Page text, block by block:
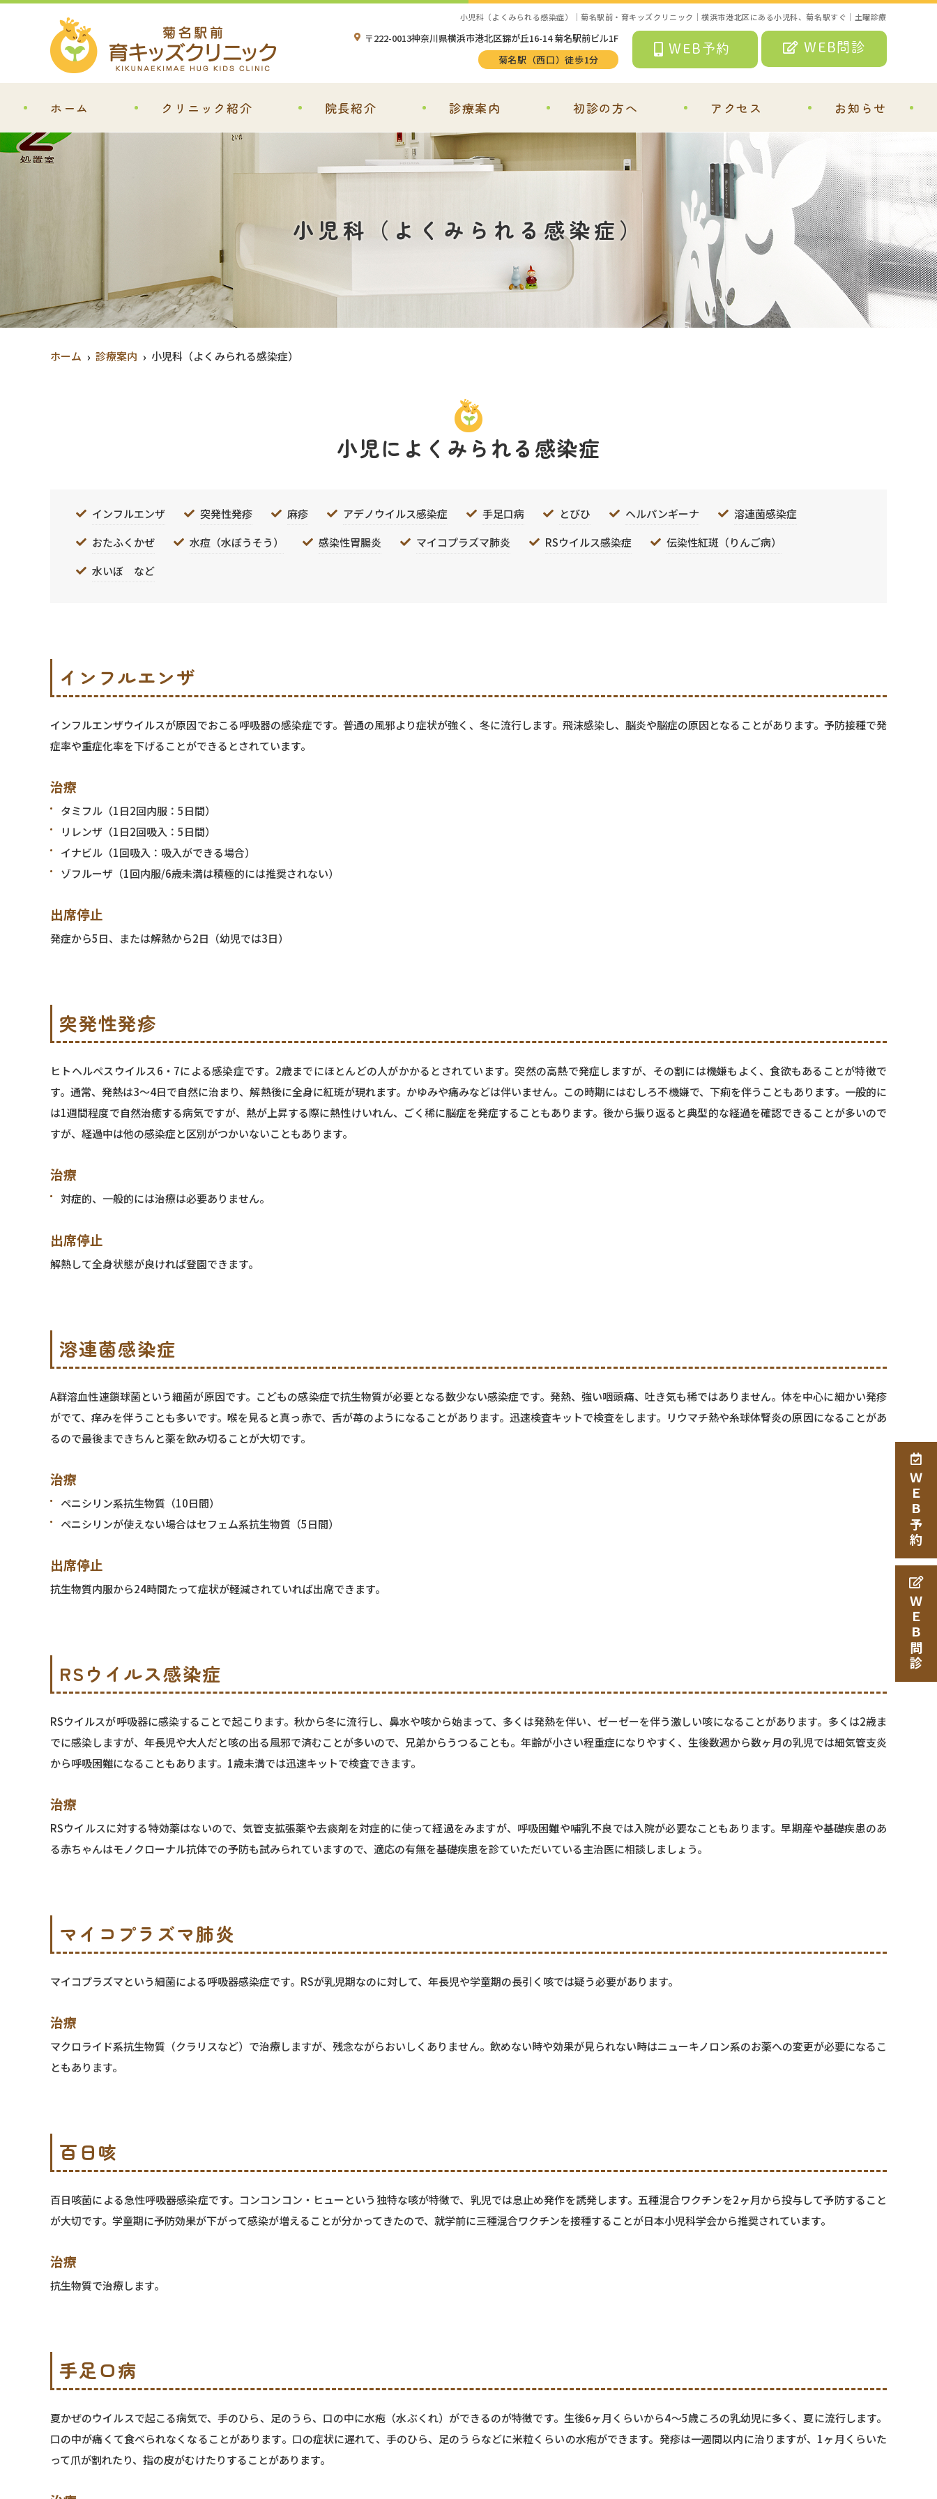
小児科（よくみられる感染症）｜菊名駅前・育キッズクリニック｜横浜市港北区にある小児科、菊名駅すぐ｜土曜診療
〒222-0013神奈川県横浜市港北区錦が丘16-14 菊名駅前ビル1F
菊名駅（西口）徒歩1分
WEB予約 WEB問診
ホーム クリニック紹介 院長紹介 診療案内 初診の方へ アクセス お知らせ
ＷＥＢ予約
ＷＥＢ問診
小児科（よくみられる感染症）
ホーム 診療案内 小児科（よくみられる感染症）
小児によくみられる感染症
インフルエンザ 突発性発疹 麻疹 アデノウイルス感染症 手足口病 とびひ ヘルパンギーナ
溶連菌感染症
おたふくかぜ
水痘（水ぼうそう） 感染性胃腸炎 マイコプラズマ肺炎 RSウイルス感染症
伝染性紅斑（りんご病）
水いぼ など
インフルエンザ
インフルエンザウイルスが原因でおこる呼吸器の感染症です。普通の風邪より症状が強く、冬に流行します。飛沫感染し、脳炎や脳症の原因となることがあります。予防接種で発
症率や重症化率を下げることができるとされています。
治療
タミフル（1日2回内服：5日間）
リレンザ（1日2回吸入：5日間）
イナビル（1回吸入：吸入ができる場合）
ゾフルーザ（1回内服/6歳未満は積極的には推奨されない）
出席停止
発症から5日、または解熱から2日（幼児では3日）
突発性発疹
ヒトヘルペスウイルス6・7による感染症です。2歳までにほとんどの人がかかるとされています。突然の高熱で発症しますが、その割には機嫌もよく、食欲もあることが特徴で
す。通常、発熱は3〜4日で自然に治まり、解熱後に全身に紅斑が現れます。かゆみや痛みなどは伴いません。この時期にはむしろ不機嫌で、下痢を伴うこともあります。一般的に
は1週間程度で自然治癒する病気ですが、熱が上昇する際に熱性けいれん、ごく稀に脳症を発症することもあります。後から振り返ると典型的な経過を確認できることが多いので
すが、経過中は他の感染症と区別がつかいないこともあります。
治療
対症的、一般的には治療は必要ありません。
出席停止
解熱して全身状態が良ければ登園できます。
溶連菌感染症
A群溶血性連鎖球菌という細菌が原因です。こどもの感染症で抗生物質が必要となる数少ない感染症です。発熱、強い咽頭痛、吐き気も稀ではありません。体を中心に細かい発疹
がでて、痒みを伴うことも多いです。喉を見ると真っ赤で、舌が苺のようになることがあります。迅速検査キットで検査をします。リウマチ熱や糸球体腎炎の原因になることがあ
るので最後まできちんと薬を飲み切ることが大切です。
治療
ペニシリン系抗生物質（10日間）
ペニシリンが使えない場合はセフェム系抗生物質（5日間）
出席停止
抗生物質内服から24時間たって症状が軽減されていれば出席できます。
RSウイルス感染症
RSウイルスが呼吸器に感染することで起こります。秋から冬に流行し、鼻水や咳から始まって、多くは発熱を伴い、ゼーゼーを伴う激しい咳になることがあります。多くは2歳ま
でに感染しますが、年長児や大人だと咳の出る風邪で済むことが多いので、兄弟からうつることも。年齢が小さい程重症になりやすく、生後数週から数ヶ月の乳児では細気管支炎
から呼吸困難になることもあります。1歳未満では迅速キットで検査できます。
治療
RSウイルスに対する特効薬はないので、気管支拡張薬や去痰剤を対症的に使って経過をみますが、呼吸困難や哺乳不良では入院が必要なこともあります。早期産や基礎疾患のあ
る赤ちゃんはモノクローナル抗体での予防も試みられていますので、適応の有無を基礎疾患を診ていただいている主治医に相談しましょう。
マイコプラズマ肺炎
マイコプラズマという細菌による呼吸器感染症です。RSが乳児期なのに対して、年長児や学童期の長引く咳では疑う必要があります。
治療
マクロライド系抗生物質（クラリスなど）で治療しますが、残念ながらおいしくありません。飲めない時や効果が見られない時はニューキノロン系のお薬への変更が必要になるこ
ともあります。
百日咳
百日咳菌による急性呼吸器感染症です。コンコンコン・ヒューという独特な咳が特徴で、乳児では息止め発作を誘発します。五種混合ワクチンを2ヶ月から投与して予防すること
が大切です。学童期に予防効果が下がって感染が増えることが分かってきたので、就学前に三種混合ワクチンを接種することが日本小児科学会から推奨されています。
治療
抗生物質で治療します。
手足口病
夏かぜのウイルスで起こる病気で、手のひら、足のうら、口の中に水疱（水ぶくれ）ができるのが特徴です。生後6ヶ月くらいから4～5歳ころの乳幼児に多く、夏に流行します。
口の中が痛くて食べられなくなることがあります。口の症状に遅れて、手のひら、足のうらなどに米粒くらいの水疱ができます。発疹は一週間以内に治りますが、1ヶ月くらいた
って爪が割れたり、指の皮がむけたりすることがあります。